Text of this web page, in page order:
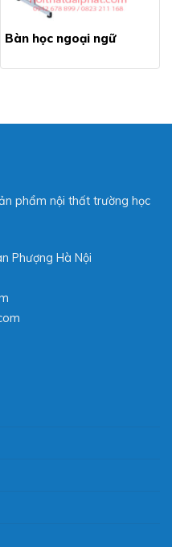
Bàn học ngoại ngữ
phẩm nội thất trường học
Phượng Hà Nội